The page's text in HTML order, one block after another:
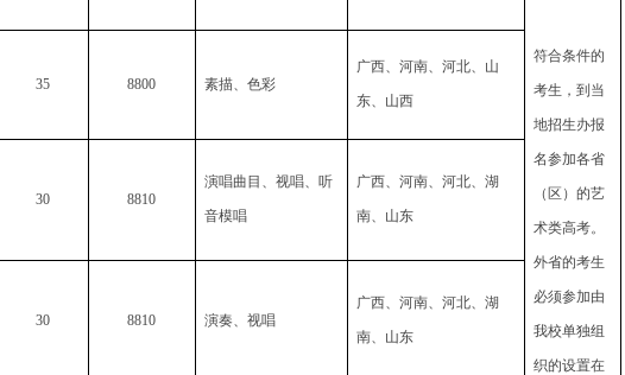
符合条件的
考生，到当
地招生办报
名参加各省
（区）的艺
术类高考。
外省的考生
必须参加由
我校单独组
织的设置在
35 8800 素描、色彩
广西、河南、河北、山
东、山西
30 8810
演唱曲目、视唱、听
音模唱
广西、河南、河北、湖
南、山东
30 8810 演奏、视唱
广西、河南、河北、湖
南、山东